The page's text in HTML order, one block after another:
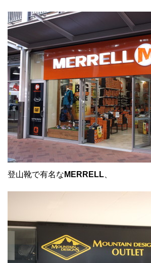
登山靴で有名な MERRELL